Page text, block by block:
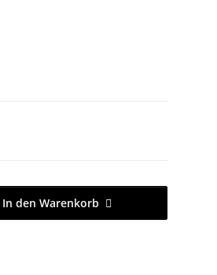
In den Warenkorb